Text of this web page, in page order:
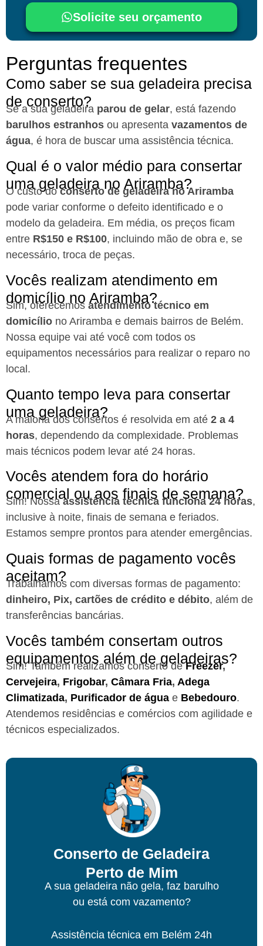
Solicite seu orçamento
Perguntas frequentes
Como saber se sua geladeira precisa
de conserto?
Se a sua geladeira parou de gelar, está fazendo
barulhos estranhos ou apresenta vazamentos de
água, é hora de buscar uma assistência técnica.
Qual é o valor médio para consertar
uma geladeira no Ariramba?
O custo doconserto de geladeira no Ariramba
pode variar conforme o defeito identificado e o
modelo da geladeira. Em média, os preços ficam
entre R$150 e R$100, incluindo mão de obra e, se
necessário, troca de peças.
Vocês realizam atendimento em
domicílio no Ariramba?
Sim, oferecemos atendimento técnico em
domicílio no Ariramba e demais bairros de Belém.
Nossa equipe vai até você com todos os
equipamentos necessários para realizar o reparo no
local.
Quanto tempo leva para consertar
uma geladeira?
A maioria dos consertos é resolvida em até 2 a 4
horas, dependendo da complexidade. Problemas
mais técnicos podem levar até 24 horas.
Vocês atendem fora do horário
comercial ou aos finais de semana?
Sim! Nossaassistência técnica funciona 24 horas,
inclusive à noite, finais de semana e feriados.
Estamos sempre prontos para atender emergências.
Quais formas de pagamento vocês
aceitam?
Trabalhamos com diversas formas de pagamento:
dinheiro, Pix, cartões de crédito e débito, além de
transferências bancárias.
Vocês também consertam outros
equipamentos além de geladeiras?
Sim! Também realizamos conserto deFreezer,
Cervejeira, Frigobar, Câmara Fria, Adega
Climatizada, Purificador de água e Bebedouro.
Atendemos residências e comércios com agilidade e
técnicos especializados.
Conserto de Geladeira
Perto de Mim
A sua geladeira não gela, faz barulho
ou está com vazamento?
Assistência técnica em Belém 24h